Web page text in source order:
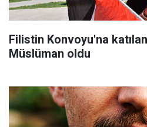
Filistin Konvoyu'na
Müslüman oldu